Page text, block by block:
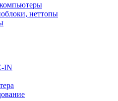
неттопы
IN